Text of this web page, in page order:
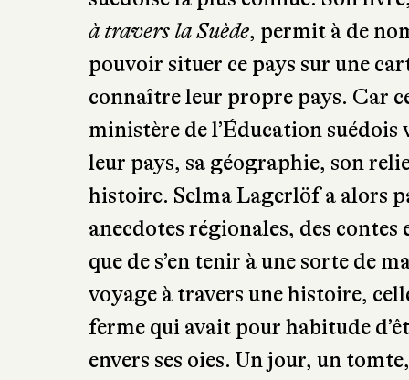
Selma Lagerlöf, prix Nobel de
suédoise la plus connue. Son
à travers la Suède
, permit à de
pouvoir situer ce pays sur une
ministère de l’Éducation
leur pays, sa géographie, son
histoire. Selma Lagerlöf a alors
anecdotes régionales, des
que de s’en tenir à une sorte de
voyage à travers une histoire,